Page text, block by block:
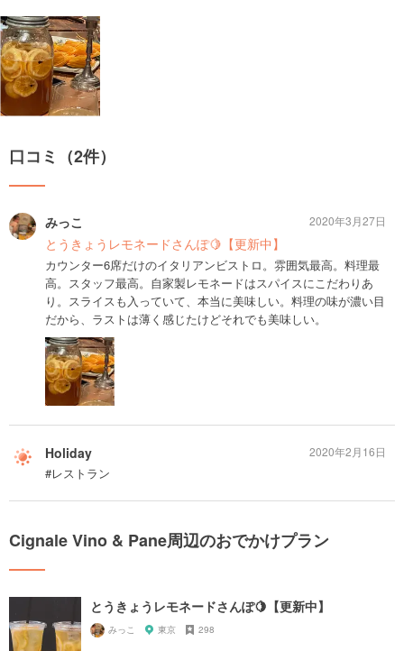
口コミ（2件）
みっこ
とうきょうレモネードさんぽ🍋【更新中】
カウンター6席だけのイタリアンビストロ。雰囲気最高。料理最
高。スタッフ最高。自家製レモネードはスパイスにこだわりあ
り。スライスも入っていて、本当に美味しい。料理の味が濃い目
だから、ラストは薄く感じたけどそれでも美味しい。
2020年3月27日
Holiday
#レストラン
2020年2月16日
Cignale Vino & Pane周辺のおでかけプラン
とうきょうレモネードさんぽ🍋【更新中】
みっこ 東京 298